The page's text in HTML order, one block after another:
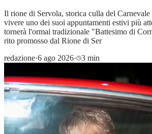
Il rione di Servola, storica culla del Carnevale
vivere uno dei suoi appuntamenti estivi più
tornerà l'ormai tradizionale "Battesimo di
rito promosso dal Rione di Ser
redazione·6 ago 2026· 3 min